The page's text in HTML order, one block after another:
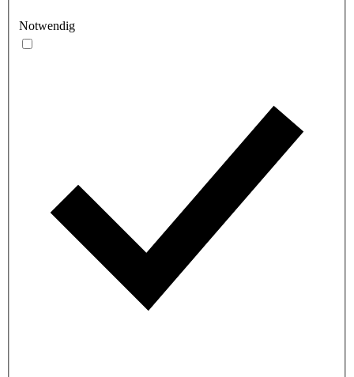
Notwendig